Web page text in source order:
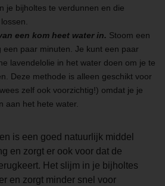
je bijholtes te verdunnen en die
een kom heet water in. Stoom een
een paar minuten. Je kunt een paar
lavendelolie in het water doen om je te
Deze methode is alleen geschikt voor
zelf ook voorzichtig!) omdat je je
aan het hete water.
is een goed natuurlijk middel
en zorgt er ook voor dat de
Het slijm in je bijholtes
en zorgt minder snel voor